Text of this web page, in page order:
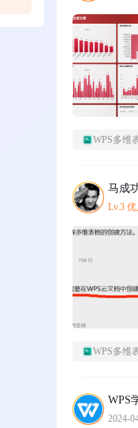
WPS多维
马成
Lv.3
WPS多维
WPS
2024-